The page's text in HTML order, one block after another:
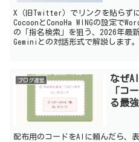
X（旧Twitter）でリンクを貼らず
CocoonとConoHa WINGの設定で
の「指名検索」を狙う、2026年最
Geminiとの対話形式で解説します。
ブログ運営
なぜ
「コ
る最
配布用のコードをAIに頼んだら、